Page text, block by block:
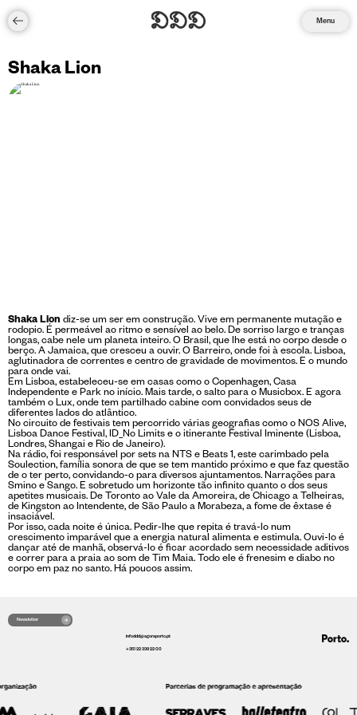
Menu
Shaka Lion
Shaka Lion diz-se um ser em construção. Vive em permanente mutação e
rodopio. É permeável ao ritmo e sensível ao belo. De sorriso largo e tranças
longas, cabe nele um planeta inteiro. O Brasil, que lhe está no corpo desde o
berço. A Jamaica, que cresceu a ouvir. O Barreiro, onde foi à escola. Lisboa,
aglutinadora de correntes e centro de gravidade de movimentos. E o mundo
para onde vai.
Em Lisboa, estabeleceu-se em casas como o Copenhagen, Casa
Independente e Park no início. Mais tarde, o salto para o Musicbox. E agora
também o Lux, onde tem partilhado cabine com convidados seus de
diferentes lados do atlântico.
No circuito de festivais tem percorrido várias geografias como o NOS Alive,
Lisboa Dance Festival, ID_No Limits e o itinerante Festival Iminente (Lisboa,
Londres, Shangai e Rio de Janeiro).
Na rádio, foi responsável por sets na NTS e Beats 1, este carimbado pela
Soulection, família sonora de que se tem mantido próximo e que faz questão
de o ter perto, convidando-o para diversos ajuntamentos. Narrações para
Smino e Sango. E sobretudo um horizonte tão infinito quanto o dos seus
apetites musicais. De Toronto ao Vale da Amoreira, de Chicago a Telheiras,
de Kingston ao Intendente, de São Paulo a Morabeza, a fome de êxtase é
insaciável.
Por isso, cada noite é única. Pedir-lhe que repita é travá-lo num
crescimento imparável que a energia natural alimenta e estimula. Ouvi-lo é
dançar até de manhã, observá-lo é ficar acordado sem necessidade aditivos
e correr para a praia ao som de Tim Maia. Todo ele é frenesim e diabo no
corpo em paz no santo. Há poucos assim.
Newsletter
infoddd@agoraporto.pt
+351 22 339 22 00